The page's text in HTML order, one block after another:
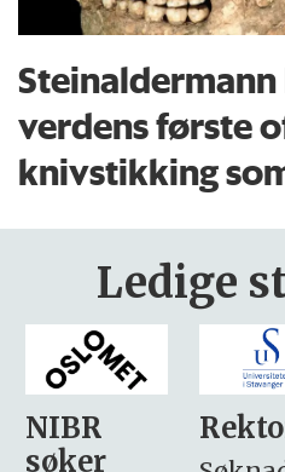
verdens første
knivstikking
Ledige
Rektor